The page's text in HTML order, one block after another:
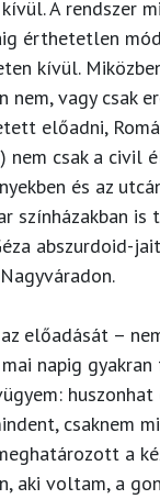
A rendszer
érthetetlen
kívül.
nem, vagy csak
előadni,
nem csak a civil
és az
színházakban
abszurdoid-
előadását –
napig
csaknem
a
aki voltam, a